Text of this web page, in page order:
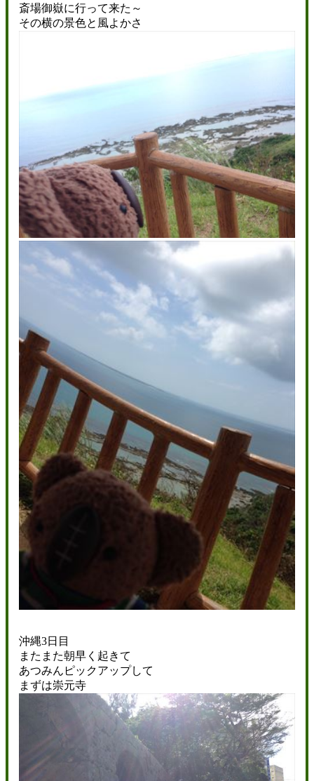
斎場御嶽に行って来た～
その横の景色と風よかさ
沖縄3日目
またまた朝早く起きて
あつみんピックアップして
まずは崇元寺